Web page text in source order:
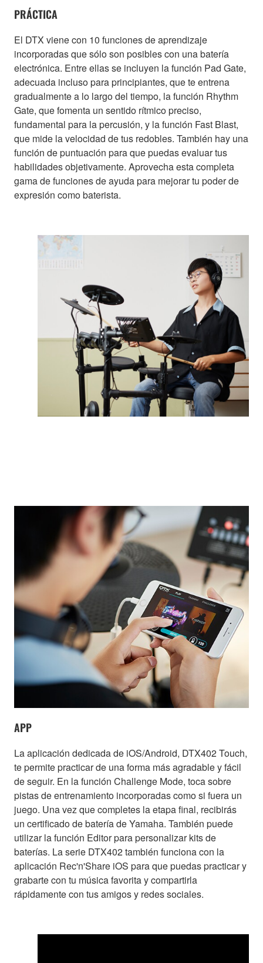
PRÁCTICA
El DTX viene con 10 funciones de aprendizaje
incorporadas que sólo son posibles con una batería
electrónica. Entre ellas se incluyen la función Pad Gate,
adecuada incluso para principiantes, que te entrena
gradualmente a lo largo del tiempo, la función Rhythm
Gate, que fomenta un sentido rítmico preciso,
fundamental para la percusión, y la función Fast Blast,
que mide la velocidad de tus redobles. También hay una
función de puntuación para que puedas evaluar tus
habilidades objetivamente. Aprovecha esta completa
gama de funciones de ayuda para mejorar tu poder de
expresión como baterista.
APP
La aplicación dedicada de iOS/Android, DTX402 Touch,
te permite practicar de una forma más agradable y fácil
de seguir. En la función Challenge Mode, toca sobre
pistas de entrenamiento incorporadas como si fuera un
juego. Una vez que completes la etapa final, recibirás
un certificado de batería de Yamaha. También puede
utilizar la función Editor para personalizar kits de
baterías. La serie DTX402 también funciona con la
aplicación Rec'n'Share iOS para que puedas practicar y
grabarte con tu música favorita y compartirla
rápidamente con tus amigos y redes sociales.